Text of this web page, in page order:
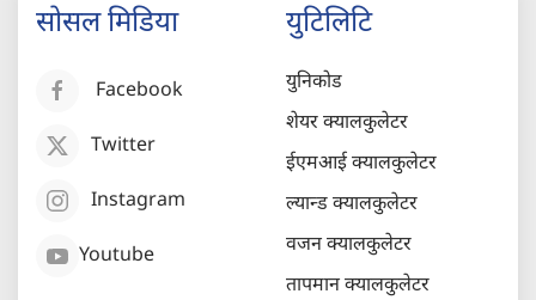
सोसल मिडिया
Facebook
Twitter
Instagram
Youtube
युटिलिटि
युनिकोड
शेयर क्यालकुलेटर
ईएमआई क्यालकुलेटर
ल्यान्ड क्यालकुलेटर
वजन क्यालकुलेटर
तापमान क्यालकुलेटर